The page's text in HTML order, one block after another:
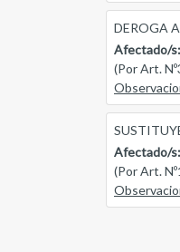
DEROGA A
Afectado/s:
(Por Art.
Afectado/s:
(Por Art.